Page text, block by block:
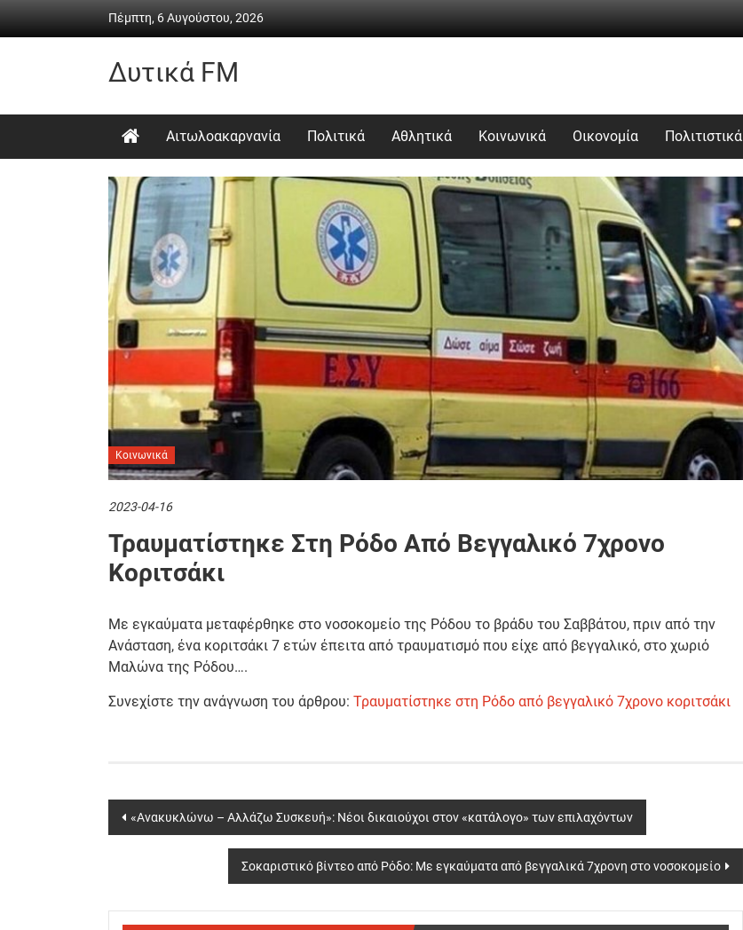
Πέμπτη, 6 Αυγούστου, 2026
Δυτικά FM
Καθημερινή
&
ψυχαγωγία
Αιτωλοακαρνανία Πολιτικά Αθλητικά Κοινωνικά Οικονομία Πολιτιστικά
Κοινωνικά
2023-04-16
Τραυματίστηκε Στη Ρόδο Από Βεγγαλικό 7χρονο
Κοριτσάκι
Με εγκαύματα μεταφέρθηκε στο νοσοκομείο της Ρόδου το βράδυ του Σαββάτου, πριν από την
Ανάσταση, ένα κοριτσάκι 7 ετών έπειτα από τραυματισμό που είχε από βεγγαλικό, στο χωριό
Μαλώνα της Ρόδου….
Συνεχίστε την ανάγνωση του άρθρου: Τραυματίστηκε στη Ρόδο από βεγγαλικό 7χρονο κοριτσάκι
Post
«Ανακυκλώνω – Αλλάζω Συσκευή»: Νέοι δικαιούχοι στον «κατάλογο» των επιλαχόντων
Σοκαριστικό βίντεο από Ρόδο: Με εγκαύματα από βεγγαλικά 7χρονη στο νοσοκομείο